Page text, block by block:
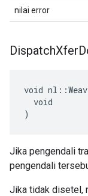
nilai error
DispatchXfer
void
  void
)
Jika pengendali
pengendali
Jika tidak disetel,